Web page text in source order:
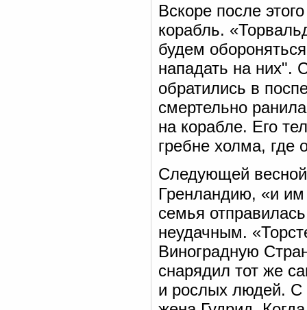
Вскоре после
корабль.
будем
нападать на них".
обратились в
смертельно
на корабле. Его
гребне холма, где
Следующей весной
Гренландию, «и им
семья
неудачным.
Виноградную
снарядил тот же
и рослых людей. С